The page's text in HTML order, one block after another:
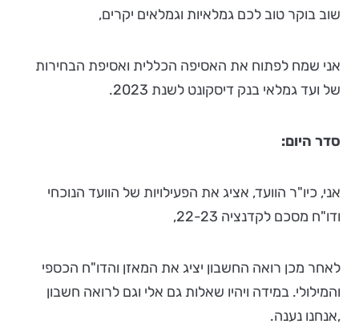
שוב בוקר טוב לכם גמלאיות וגמלאים יקרים,
אני שמח לפתוח את האסיפה הכללית ואסיפת הבחירות
של ועד גמלאי בנק דיסקונט לשנת 2023.
סדר היום:
אני, כיו"ר הוועד, אציג את הפעילויות של הוועד הנוכחי
ודו"ח מסכם לקדנציה 22-23,
לאחר מכן רואה החשבון יציג את המאזן והדו"ח הכספי
והמילולי. במידה ויהיו שאלות גם אלי וגם לרואה חשבון
,אנחנו נענה.